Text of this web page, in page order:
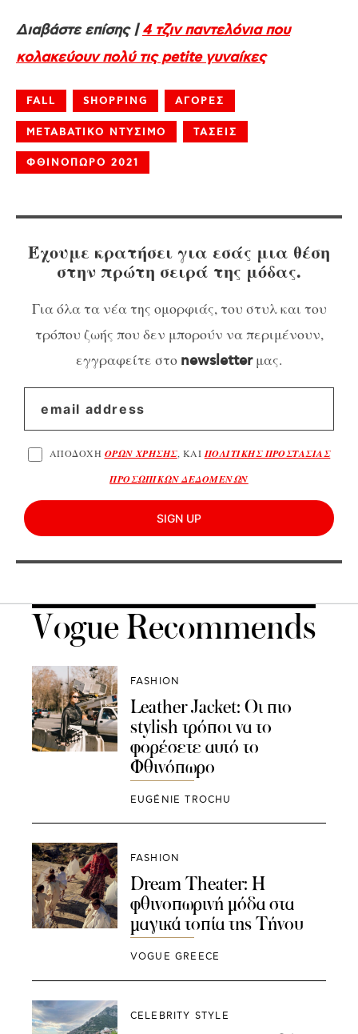
Διαβάστε επίσης |4 τζιν παντελόνια που
κολακεύουν πολύ τις petite γυναίκες
FALL SHOPPING ΑΓΟΡΕΣ
ΜΕΤΑΒΑΤΙΚΟ ΝΤΥΣΙΜΟ ΤΑΣΕΙΣ
ΦΘΙΝΟΠΩΡΟ 2021
Έχουμε κρατήσει για εσάς μια θέση
στην πρώτη σειρά της μόδας.
Για όλα τα νέα της ομορφιάς, του στυλ και του
τρόπου ζωής που δεν μπορούν να περιμένουν,
εγγραφείτε στο newsletterμας.
ΑΠΟΔΟΧΗ ΟΡΩΝ ΧΡΗΣΗΣ, ΚΑΙ ΠΟΛΙΤΙΚΗΣ ΠΡΟΣΤΑΣΙΑΣ
ΠΡΟΣΩΠΙΚΩΝ ΔΕΔΟΜΕΝΩΝ
SIGN UP
Vogue Recommends
FASHION
Leather Jacket: Oι πιο
stylish τρόποι να το
φορέσετε αυτό το
Φθινόπωρο
EUGÉNIE TROCHU
FASHION
Dream Theater: H
φθινοπωρινή μόδα στα
μαγικά τοπία της Τήνου
VOGUE GREECE
CELEBRITY STYLE